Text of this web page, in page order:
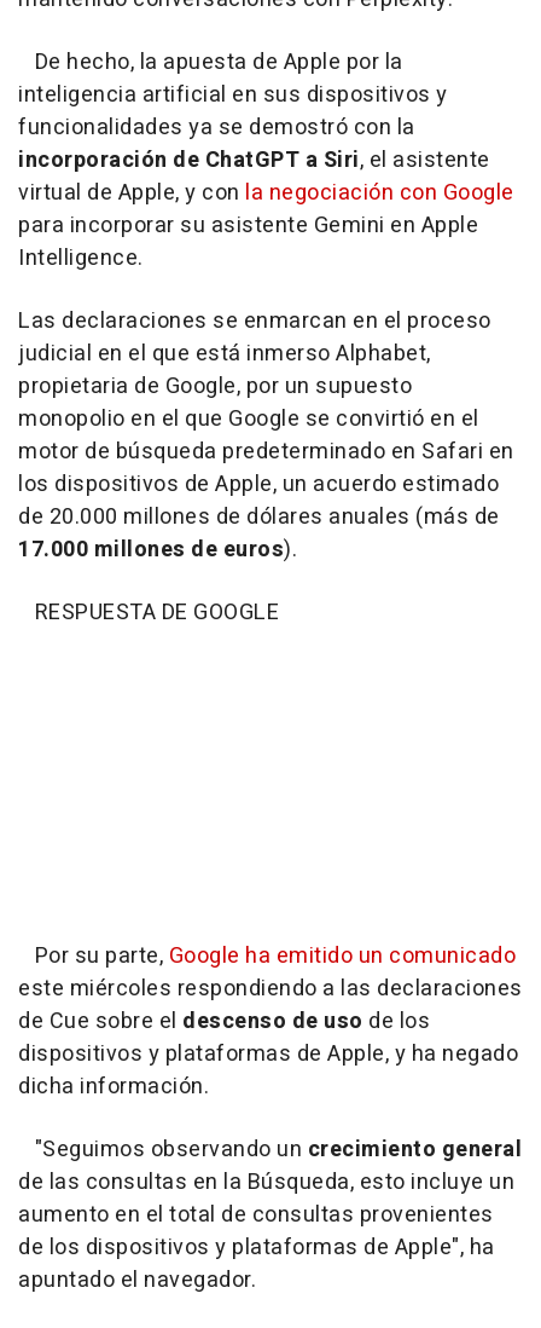
De hecho, la apuesta de Apple por la
inteligencia artificial en sus dispositivos y
funcionalidades ya se demostró con la
incorporación de ChatGPT a Siri, el asistente
virtual de Apple, y con la negociación con Google
para incorporar su asistente Gemini en Apple
Intelligence.
Las declaraciones se enmarcan en el proceso
judicial en el que está inmerso Alphabet,
propietaria de Google, por un supuesto
monopolio en el que Google se convirtió en el
motor de búsqueda predeterminado en Safari en
los dispositivos de Apple, un acuerdo estimado
de 20.000 millones de dólares anuales (más de
17.000 millones de euros).
RESPUESTA DE GOOGLE
Por su parte, Google ha emitido un comunicado
este miércoles respondiendo a las declaraciones
de Cue sobre el descenso de uso de los
dispositivos y plataformas de Apple, y ha negado
dicha información.
"Seguimos observando un crecimiento general
de las consultas en la Búsqueda, esto incluye un
aumento en el total de consultas provenientes
de los dispositivos y plataformas de Apple", ha
apuntado el navegador.